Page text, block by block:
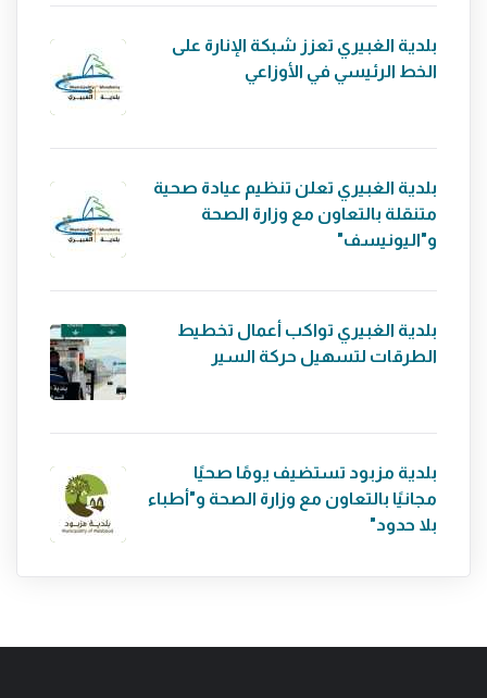
بلدية الغبيري تعزز شبكة الإنارة على
الخط الرئيسي في الأوزاعي
بلدية الغبيري تعلن تنظيم عيادة صحية
متنقلة بالتعاون مع وزارة الصحة
و"اليونيسف"
بلدية الغبيري تواكب أعمال تخطيط
الطرقات لتسهيل حركة السير
بلدية مزبود تستضيف يومًا صحيًا
مجانيًا بالتعاون مع وزارة الصحة و"أطباء
بلا حدود"